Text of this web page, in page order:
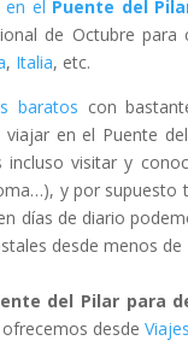
en el Puente del
de Octubre para
, Italia, etc.
baratos con
viajar en el Puente
incluso visitar y
y por
días de diario
desde menos de
del Pilar para
desde